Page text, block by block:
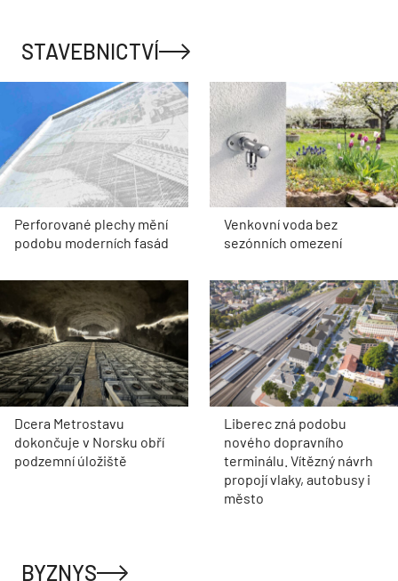
STAVEBNICTVÍ
Perforované plechy mění
podobu moderních fasád
Venkovní voda bez
sezónních omezení
Dcera Metrostavu
dokončuje v Norsku obří
podzemní úložiště
Liberec zná podobu
nového dopravního
terminálu. Vítězný návrh
propojí vlaky, autobusy i
město
BYZNYS